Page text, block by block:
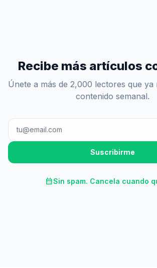
Recibe más artículos
Únete a más de 2,000 lectores que
contenido semanal.
Suscribirme
calendar_monthSin spam. Cancela cuando